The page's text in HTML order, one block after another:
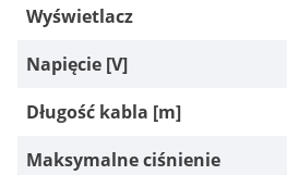
Wyświetlacz
Napięcie [V]
Długość kabla [m]
Maksymalne ciśnienie